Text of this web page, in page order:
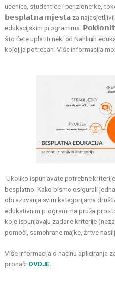
učenice, studentice i penzionerke,
𝗯𝗲𝘀𝗽𝗹𝗮𝘁𝗻𝗮 𝗺𝗷𝗲𝘀𝘁𝗮 za
edukacijskim programima.
što ćete uplatiti neki od Nahlinih
kojoj je potreban. Više informacija
Ukoliko ispunjavate potrebne
besplatno. Kako bismo osigurali
obrazovanja svim kategorijama
edukativnim programima pruža
koje ispunjavaju zadane kriterije
pomoći, samohrane majke, žrtve
Više informacija o načinu apliciranja
pronaći OVDJE.